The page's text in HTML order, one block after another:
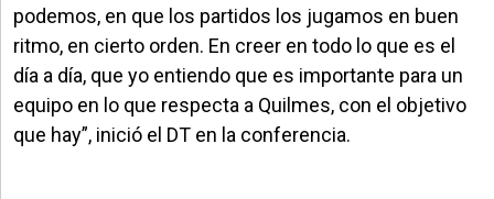
podemos, en que los partidos los jugamos en buen
ritmo, en cierto orden. En creer en todo lo que es el
día a día, que yo entiendo que es importante para un
equipo en lo que respecta a Quilmes, con el objetivo
que hay”, inició el DT en la conferencia.